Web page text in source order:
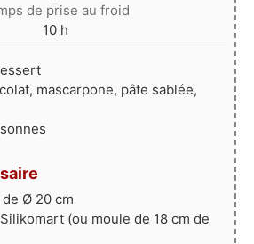
de prise au froid
10heures
h
mascarpone, pâte sablée,
Ø 20 cm
(ou moule de 18 cm de